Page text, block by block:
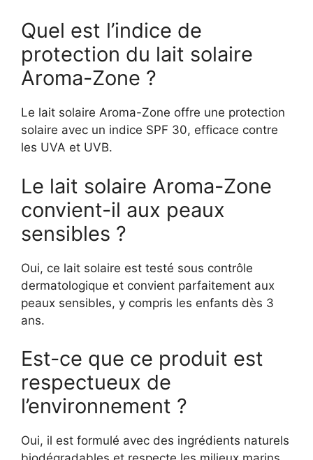
Quel est l’indice de
protection du lait solaire
Aroma-Zone ?
Le lait solaire Aroma-Zone offre une protection
solaire avec un indice SPF 30, efficace contre
les UVA et UVB.
Le lait solaire Aroma-Zone
convient-il aux peaux
sensibles ?
Oui, ce lait solaire est testé sous contrôle
dermatologique et convient parfaitement aux
peaux sensibles, y compris les enfants dès 3
ans.
Est-ce que ce produit est
respectueux de
l’environnement ?
Oui, il est formulé avec des ingrédients naturels